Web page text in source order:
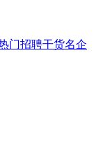
门招聘干货名企